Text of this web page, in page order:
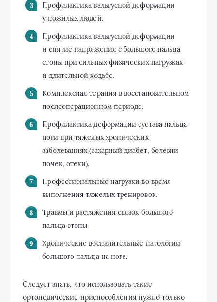
Профилактика вальгусной деформации
у пожилых людей.
Профилактика вальгусной деформации
и снятие напряжения с большого пальца
стопы при сильных физических нагрузках
и длительной ходьбе.
Комплексная терапия в восстановительном
послеоперационном периоде.
Профилактика деформации сустава пальца
ноги при тяжелых хронических
заболеваниях (сахарный диабет, болезни
почек, отеки).
Профессиональные нагрузки во время
выполнения тяжелых тренировок.
Травмы и растяжения связок большого
пальца стопы.
Хронические воспалительные патологии
большого пальца на ноге.
Следует знать, что использовать такие
ортопедические приспособления нужно только